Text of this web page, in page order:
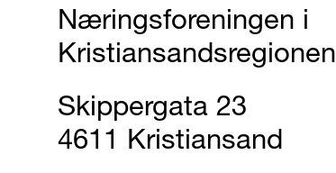
Næringsforeningen i
Kristiansandsregionen
Skippergata 23
4611 Kristiansand